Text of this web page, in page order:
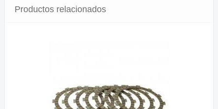
Productos relacionados